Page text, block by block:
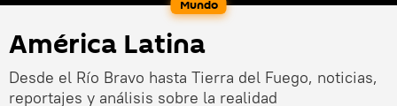
Mundo
América Latina
Desde el Río Bravo hasta Tierra del Fuego, noticias,
reportajes y análisis sobre la realidad